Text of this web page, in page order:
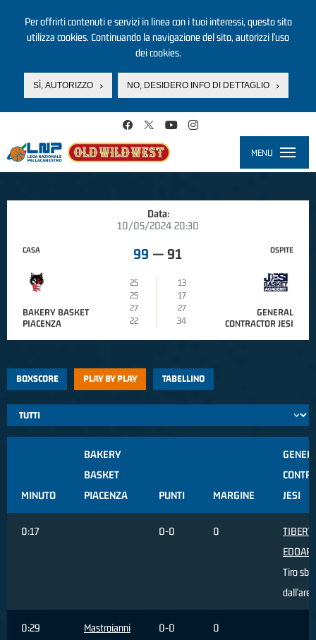
Per offrirti contenuti e servizi in linea con i tuoi interessi, questo sito
utilizza cookies. Continuando la navigazione del sito, autorizzi l’uso
dei cookies.
SÌ, AUTORIZZO NO, DESIDERO INFO DI DETTAGLIO
MENU
Data:
10/05/2024 20:30
CASA
BAKERY BASKET
PIACENZA
99 — 91
25
13
25
17
27
27
22
34
OSPITE
GENERAL
CONTRACTOR JESI
BOXSCORE PLAY BY PLAY TABELLINO
MINUTO
BAKERY
BASKET
PIACENZA
PUNTI MARGINE
JESI
0:17 0-0 0
TIBERTI
Tiro
dall'area
0:29
Mastroianni
0-0 0